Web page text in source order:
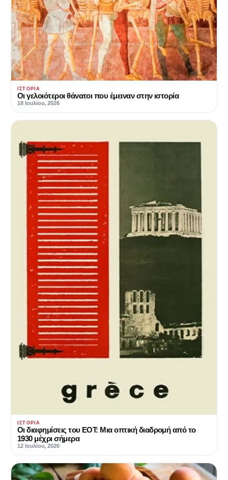
ΙΣΤΟΡΊΑ
Οι γελοιότεροι θάνατοι που έμειναν στην ιστορία
18 Ιουλίου, 2026
ΙΣΤΟΡΊΑ
Οι διαφημίσεις του ΕΟΤ: Μια οπτική διαδρομή από το
1930 μέχρι σήμερα
12 Ιουλίου, 2026